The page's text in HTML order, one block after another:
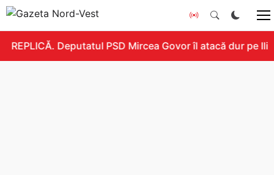
REPLICĂ. Deputatul PSD Mircea Govor îl atacă dur pe